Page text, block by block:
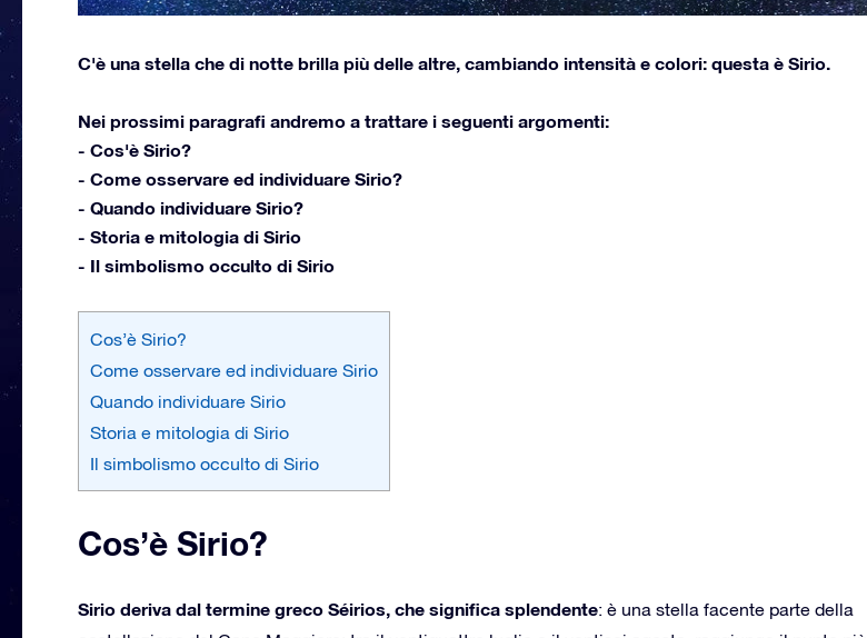
C'è una stella che di notte brilla più delle altre, cambiando intensità e colori: questa è Sirio.
Nei prossimi paragrafi andremo a trattare i seguenti argomenti:
- Cos'è Sirio?
- Come osservare ed individuare Sirio?
- Quando individuare Sirio?
- Storia e mitologia di Sirio
- Il simbolismo occulto di Sirio
Cos’è Sirio?
Come osservare ed individuare Sirio
Quando individuare Sirio
Storia e mitologia di Sirio
Il simbolismo occulto di Sirio
Cos’è Sirio?
Sirio deriva dal termine greco Séirios, che significa splendente: è una stella facente parte della